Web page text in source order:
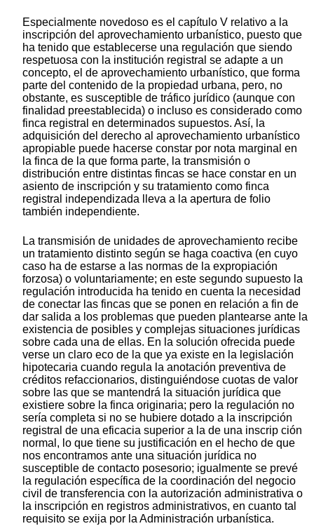
Especialmente novedoso es el capítulo V relativo a la
inscripción del aprovechamiento urbanístico, puesto que
ha tenido que establecerse una regulación que siendo
respetuosa con la institución registral se adapte a un
concepto, el de aprovechamiento urbanístico, que forma
parte del contenido de la propiedad urbana, pero, no
obstante, es susceptible de tráfico jurídico (aunque con
finalidad preestablecida) o incluso es considerado como
finca registral en determinados supuestos. Así, la
adquisición del derecho al aprovechamiento urbanístico
apropiable puede hacerse constar por nota marginal en
la finca de la que forma parte, la transmisión o
distribución entre distintas fincas se hace constar en un
asiento de inscripción y su tratamiento como finca
registral independizada lleva a la apertura de folio
también independiente.
La transmisión de unidades de aprovechamiento recibe
un tratamiento distinto según se haga coactiva (en cuyo
caso ha de estarse a las normas de la expropiación
forzosa) o voluntariamente; en este segundo supuesto la
regulación introducida ha tenido en cuenta la necesidad
de conectar las fincas que se ponen en relación a fin de
dar salida a los problemas que pueden plantearse ante la
existencia de posibles y complejas situaciones jurídicas
sobre cada una de ellas. En la solución ofrecida puede
verse un claro eco de la que ya existe en la legislación
hipotecaria cuando regula la anotación preventiva de
créditos refaccionarios, distinguiéndose cuotas de valor
sobre las que se mantendrá la situación jurídica que
existiere sobre la finca originaria; pero la regulación no
sería completa si no se hubiere dotado a la inscripción
registral de una eficacia superior a la de una inscrip ción
normal, lo que tiene su justificación en el hecho de que
nos encontramos ante una situación jurídica no
susceptible de contacto posesorio; igualmente se prevé
la regulación específica de la coordinación del negocio
civil de transferencia con la autorización administrativa o
la inscripción en registros administrativos, en cuanto tal
requisito se exija por la Administración urbanística.